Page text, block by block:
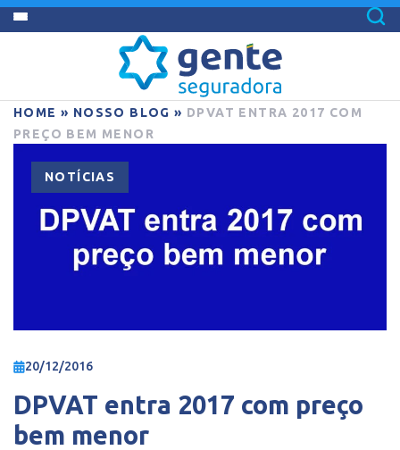
HOME » NOSSO BLOG » DPVAT ENTRA 2017 COM
PREÇO BEM MENOR
NOTÍCIAS
20/12/2016
DPVAT entra 2017 com preço
bem menor